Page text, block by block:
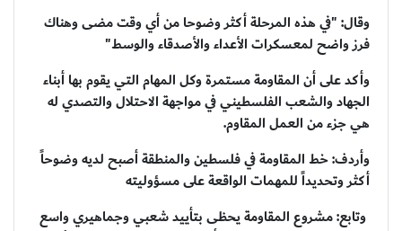
وقال: "في هذه المرحلة أكثر وضوحا من أي وقت مضى وهناك
فرز واضح لمعسكرات الأعداء والأصدقاء والوسط"
وأكد على أن المقاومة مستمرة وكل المهام التي يقوم بها أبناء
الجهاد والشعب الفلسطيني في مواجهة الاحتلال والتصدي له
هي جزء من العمل المقاوم.
وأردف: خط المقاومة في فلسطين والمنطقة أصبح لديه وضوحاً
أكثر وتحديداً للمهمات الواقعة على مسؤوليته
وتابع: مشروع المقاومة يحظى بتأييد شعبي وجماهيري واسع